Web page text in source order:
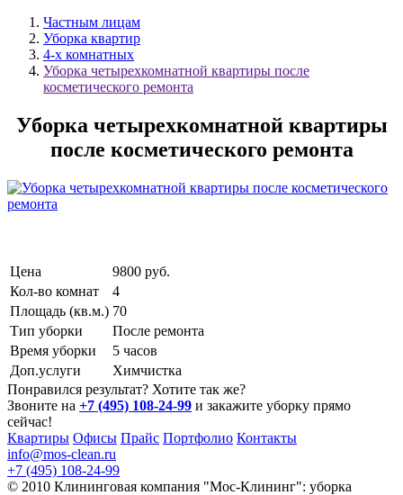
Частным лицам
Уборка квартир
4-х комнатных
Уборка четырехкомнатной квартиры после
косметического ремонта
Уборка четырехкомнатной квартиры
после косметического ремонта
Цена
9800 pуб.
Кол-во комнат
4
Площадь (кв.м.) 70
Тип уборки
После ремонта
Время уборки
5 часов
Доп.услуги
Химчистка
Понравился результат? Хотите так же?
Звоните на +7 (495) 108-24-99 и закажите уборку прямо
сейчас!
Квартиры Офисы Прайс Портфолио Контакты
info@mos-clean.ru
+7 (495) 108-24-99
© 2010 Клининговая компания "Мос-Клининг": уборка